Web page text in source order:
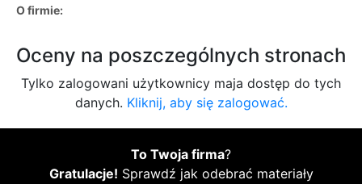
O firmie:
Oceny na poszczególnych stronach
Tylko zalogowani użytkownicy maja dostęp do tych
danych. Kliknij, aby się zalogować.
To Twoja firma?
Gratulacje! Sprawdź jak odebrać materiały